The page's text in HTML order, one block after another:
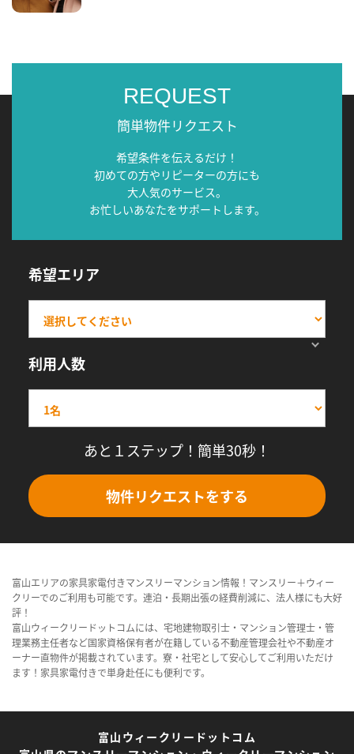
REQUEST
簡単物件リクエスト
希望条件を伝えるだけ！
初めての方やリピーターの方にも
大人気のサービス。
お忙しいあなたをサポートします。
希望エリア
利用人数
あと１ステップ！簡単30秒！
物件リクエストをする
富山エリアの家具家電付きマンスリーマンション情報！マンスリー＋ウィー
クリーでのご利用も可能です。連泊・長期出張の経費削減に、法人様にも大好
評！
富山ウィークリードットコムには、宅地建物取引士・マンション管理士・管
理業務主任者など国家資格保有者が在籍している不動産管理会社や不動産オ
ーナー直物件が掲載されています。寮・社宅として安心してご利用いただけ
ます！家具家電付きで単身赴任にも便利です。
富山ウィークリードットコム